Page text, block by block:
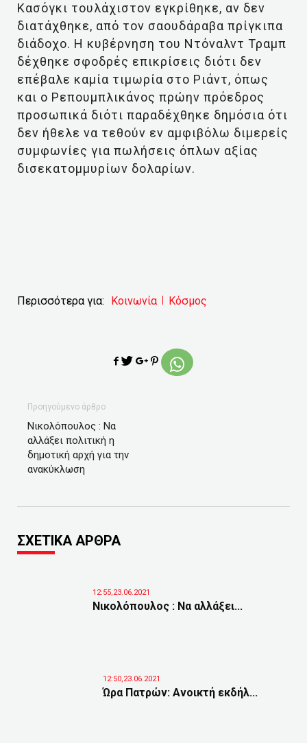
Κασόγκι τουλάχιστον εγκρίθηκε, αν δεν
διατάχθηκε, από τον σαουδάραβα πρίγκιπα
διάδοχο. Η κυβέρνηση του Ντόναλντ Τραμπ
δέχθηκε σφοδρές επικρίσεις διότι δεν
επέβαλε καμία τιμωρία στο Ριάντ, όπως
και ο Ρεπουμπλικάνος πρώην πρόεδρος
προσωπικά διότι παραδέχθηκε δημόσια ότι
δεν ήθελε να τεθούν εν αμφιβόλω διμερείς
συμφωνίες για πωλήσεις όπλων αξίας
δισεκατομμυρίων δολαρίων.
Περισσότερα για: Κοινωνία Κόσμος
Προηγούμενο άρθρο
Νικολόπουλος : Να
αλλάξει πολιτική η
δημοτική αρχή για την
ανακύκλωση
ΣΧΕΤΙΚΑ ΑΡΘΡΑ
12:55,23.06.2021
Νικολόπουλος : Να αλλάξει...
12:50,23.06.2021
Ώρα Πατρών: Ανοικτή εκδήλ...